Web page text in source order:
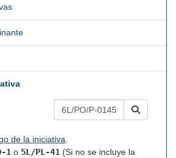
de la iniciativa.
1 o 5L/PL-41 (Si no se incluye la